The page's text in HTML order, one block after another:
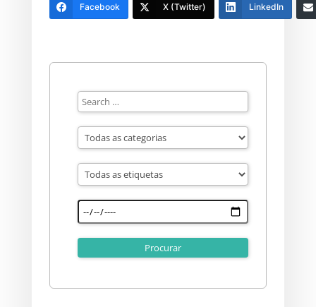
Facebook X (Twitter) LinkedIn